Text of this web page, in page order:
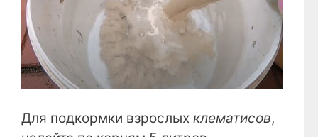
Для подкормки взрослых клематисов,